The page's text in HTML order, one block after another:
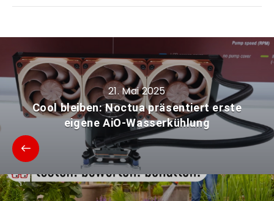
21. Mai 2025
Cool bleiben: Noctua präsentiert erste
eigene AiO-Wasserkühlung